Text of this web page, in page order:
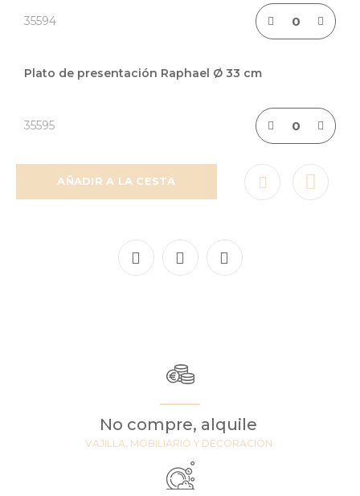
35594
Plato de presentación Raphael Ø 33 cm
35595
AÑADIR A LA CESTA
No compre, alquile
VAJILLA, MOBILIARIO Y DECORACIÓN